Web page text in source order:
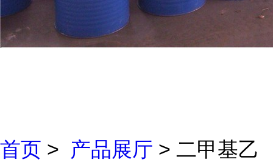
首页 > 产品展厅 > 二甲基乙